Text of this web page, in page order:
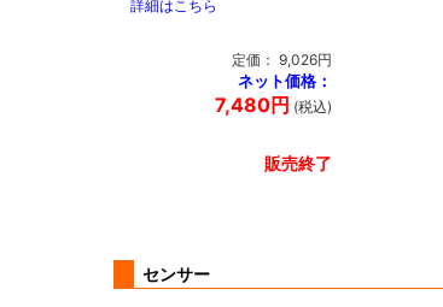
詳細はこちら
定価： 9,026円
ネット価格：
7,480円 (税込)
販売終了
センサー